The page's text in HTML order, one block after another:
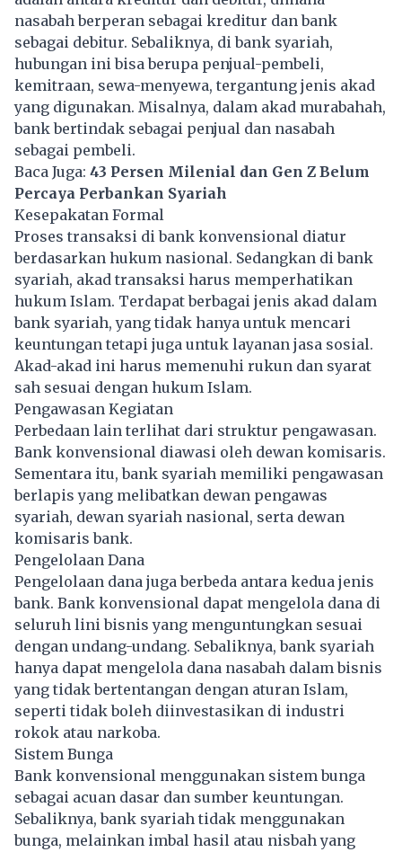
nasabah berperan sebagai kreditur dan bank
sebagai debitur. Sebaliknya, di bank syariah,
hubungan ini bisa berupa penjual-pembeli,
kemitraan, sewa-menyewa, tergantung jenis akad
yang digunakan. Misalnya, dalam akad murabahah,
bank bertindak sebagai penjual dan nasabah
sebagai pembeli.
Baca Juga: 43 Persen Milenial dan Gen Z Belum
Percaya Perbankan Syariah
Kesepakatan Formal
Proses transaksi di bank konvensional diatur
berdasarkan hukum nasional. Sedangkan di bank
syariah, akad transaksi harus memperhatikan
hukum Islam. Terdapat berbagai jenis akad dalam
bank syariah, yang tidak hanya untuk mencari
keuntungan tetapi juga untuk layanan jasa sosial.
Akad-akad ini harus memenuhi rukun dan syarat
sah sesuai dengan hukum Islam.
Pengawasan Kegiatan
Perbedaan lain terlihat dari struktur pengawasan.
Bank konvensional diawasi oleh dewan komisaris.
Sementara itu, bank syariah memiliki pengawasan
berlapis yang melibatkan dewan pengawas
syariah, dewan syariah nasional, serta dewan
komisaris bank.
Pengelolaan Dana
Pengelolaan dana juga berbeda antara kedua jenis
bank. Bank konvensional dapat mengelola dana di
seluruh lini bisnis yang menguntungkan sesuai
dengan undang-undang. Sebaliknya, bank syariah
hanya dapat mengelola dana nasabah dalam bisnis
yang tidak bertentangan dengan aturan Islam,
seperti tidak boleh diinvestasikan di industri
rokok atau narkoba.
Sistem Bunga
Bank konvensional menggunakan sistem bunga
sebagai acuan dasar dan sumber keuntungan.
Sebaliknya, bank syariah tidak menggunakan
bunga, melainkan imbal hasil atau nisbah yang